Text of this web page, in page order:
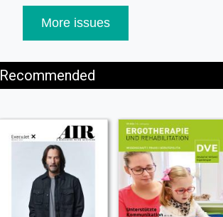
More issues
Recommended